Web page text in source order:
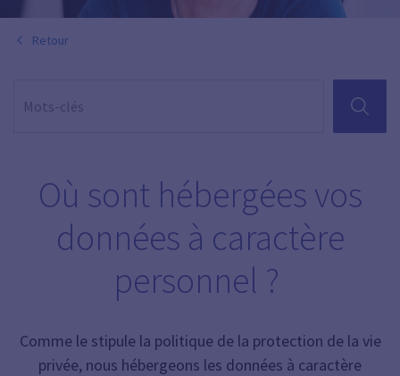
Retour
Où sont hébergées vos
données à caractère
personnel ?
Comme le stipule la politique de la protection de la vie
privée, nous hébergeons les données à caractère